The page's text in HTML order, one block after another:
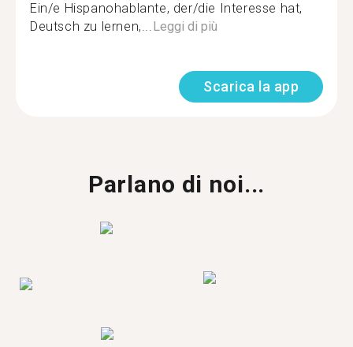
Ein/e Hispanohablante, der/die Interesse hat,
Deutsch zu lernen,...Leggi di più
Scarica la app
Parlano di noi...